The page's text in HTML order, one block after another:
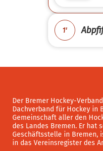
1'
Der Bremer Hockey-
Dachverband für Hockey in
Gemeinschaft aller den
des Landes Bremen. Er hat
Geschäftsstelle in Bremen,
in das Vereinsregister des